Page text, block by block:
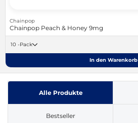
Chainpop
Chainpop Peach & Honey 9mg
10 -Pack
In den Warenkorb
Alle Produkte
Bestseller